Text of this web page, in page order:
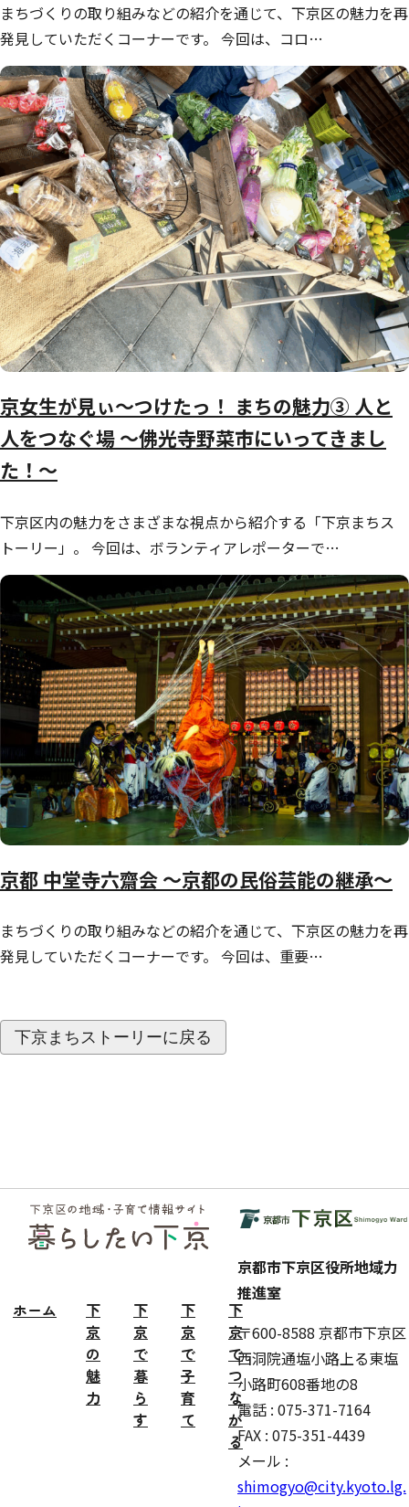
まちづくりの取り組みなどの紹介を通じて、下京区の魅力を再
発見していただくコーナーです。 今回は、コロ…
京女生が見ぃ～つけたっ！ まちの魅力③ 人と
人をつなぐ場 ～佛光寺野菜市にいってきまし
た！～
下京区内の魅力をさまざまな視点から紹介する「下京まちス
トーリー」。 今回は、ボランティアレポーターで…
京都 中堂寺六齋会 ～京都の民俗芸能の継承～
まちづくりの取り組みなどの紹介を通じて、下京区の魅力を再
発見していただくコーナーです。 今回は、重要…
下京まちストーリーに戻る
フッ
ター
ホーム
下
京
の
魅
力
下
京
で
暮
ら
す
下
京
で
子
育
て
下
京
で
つ
な
が
る
京都市下京区役所地域力
推進室
〒600-8588 京都市下京区
西洞院通塩小路上る東塩
小路町608番地の8
電話 : 075-371-7164
FAX : 075-351-4439
メール :
shimogyo@city.kyoto.lg.